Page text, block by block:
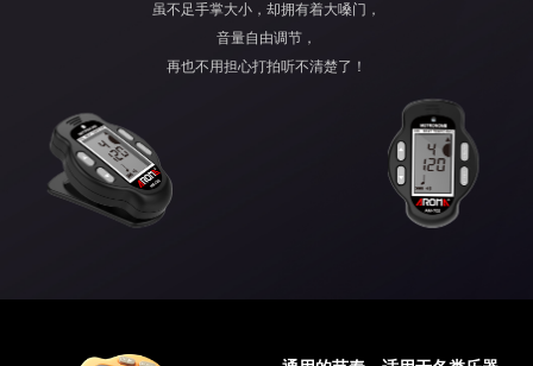
虽不足手掌大小，却拥有着大嗓门，
音量自由调节，
再也不用担心打拍听不清楚了！